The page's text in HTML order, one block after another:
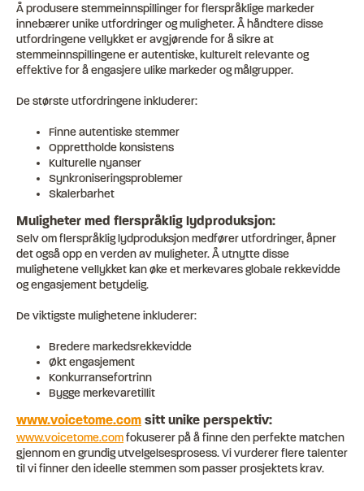
Å produsere stemmeinnspillinger for flerspråklige markeder
innebærer unike utfordringer og muligheter. Å håndtere disse
utfordringene vellykket er avgjørende for å sikre at
stemmeinnspillingene er autentiske, kulturelt relevante og
effektive for å engasjere ulike markeder og målgrupper.
De største utfordringene inkluderer:
Finne autentiske stemmer
Opprettholde konsistens
Kulturelle nyanser
Synkroniseringsproblemer
Skalerbarhet
Muligheter med flerspråklig lydproduksjon:
Selv om flerspråklig lydproduksjon medfører utfordringer, åpner
det også opp en verden av muligheter. Å utnytte disse
mulighetene vellykket kan øke et merkevares globale rekkevidde
og engasjement betydelig.
De viktigste mulighetene inkluderer:
Bredere markedsrekkevidde
Økt engasjement
Konkurransefortrinn
Bygge merkevaretillit
www.voicetome.com sitt unike perspektiv:
www.voicetome.comfokuserer på å finne den perfekte matchen
gjennom en grundig utvelgelsesprosess. Vi vurderer flere talenter
til vi finner den ideelle stemmen som passer prosjektets krav.